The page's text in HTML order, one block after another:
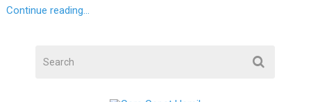
Continue reading...